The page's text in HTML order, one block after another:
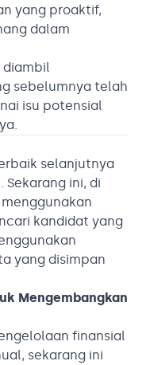
yang proaktif,
dalam
diambil
sebelumnya telah
isu potensial
selanjutnya
ini, di
kandidat yang
yang disimpan
Mengembangkan
finansial
sekarang ini